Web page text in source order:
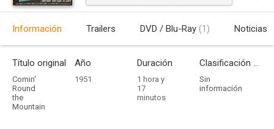
Información Trailers DVD / Blu-Ray (1) Noticias
Título original
Comin'
Round
the
Mountain
Año
1951
Duración
1 hora y
17
minutos
Clasificación por edades
Sin
información